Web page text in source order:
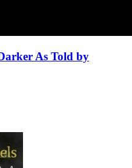
As Told by